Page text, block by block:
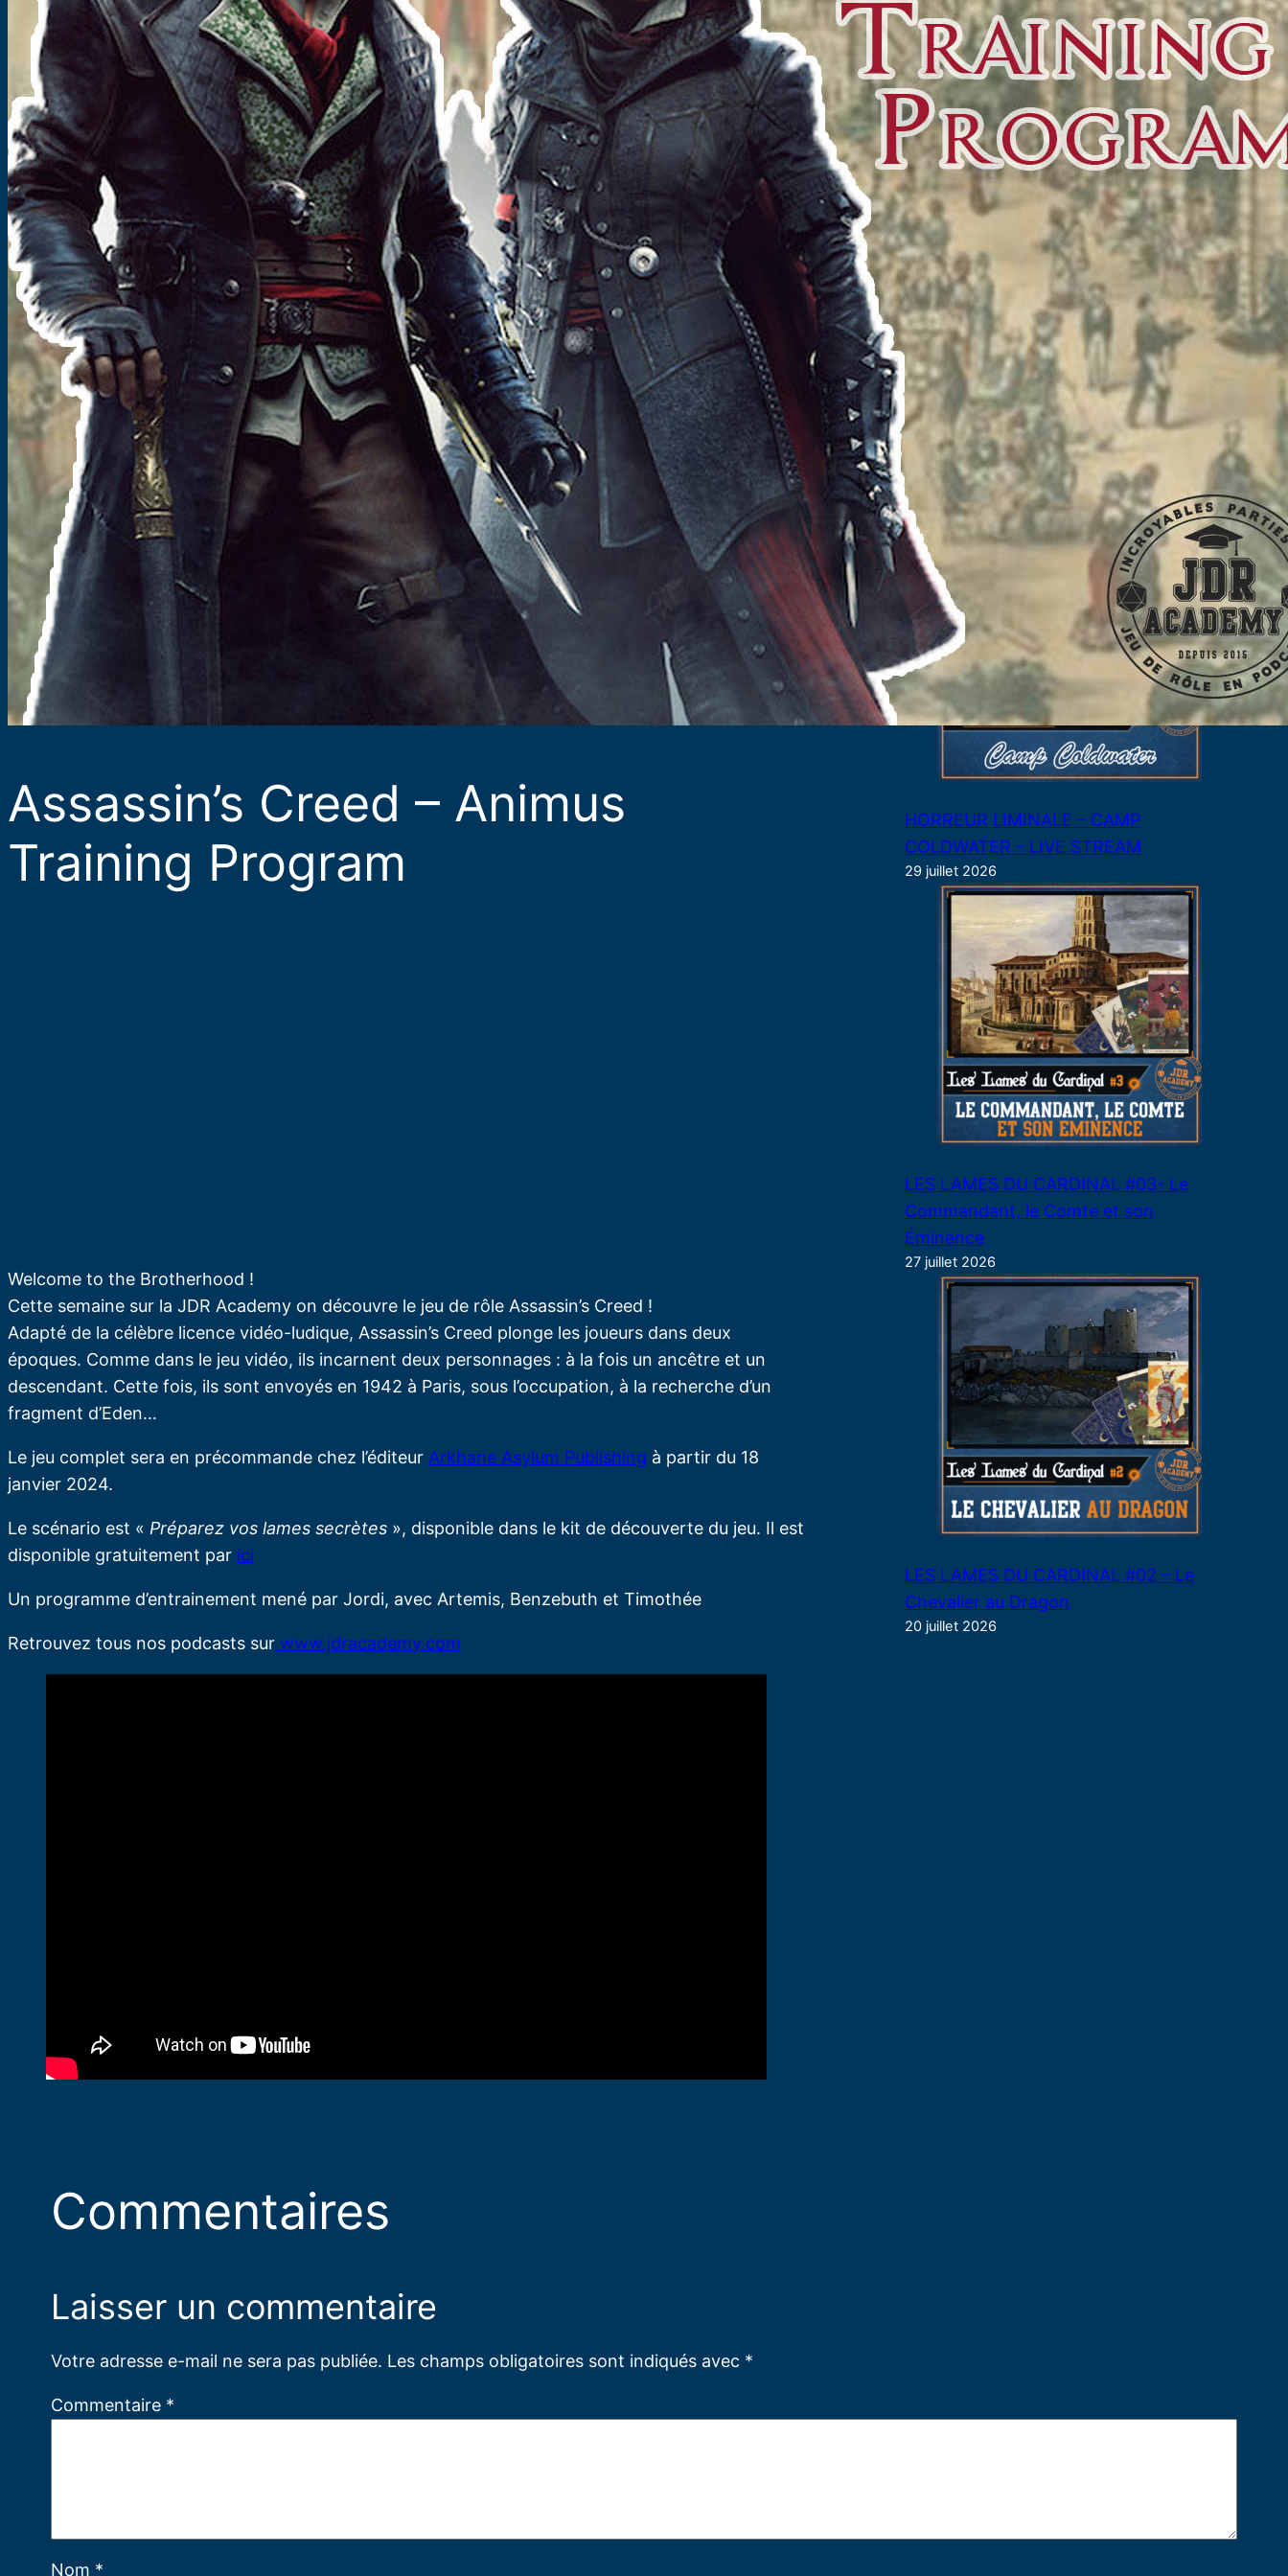
Assassin’s Creed – Animus
Training Program
Welcome to the Brotherhood !
Cette semaine sur la JDR Academy on découvre le jeu de rôle Assassin’s Creed !
Adapté de la célèbre licence vidéo-ludique, Assassin’s Creed plonge les joueurs dans deux
époques. Comme dans le jeu vidéo, ils incarnent deux personnages : à la fois un ancêtre et un
descendant. Cette fois, ils sont envoyés en 1942 à Paris, sous l’occupation, à la recherche d’un
fragment d’Eden…
Le jeu complet sera en précommande chez l’éditeur Arkhane Asylum Publishing à partir du 18
janvier 2024.
Le scénario est « Préparez vos lames secrètes », disponible dans le kit de découverte du jeu. Il est
disponible gratuitement par ici
Un programme d’entrainement mené par Jordi, avec Artemis, Benzebuth et Timothée
Retrouvez tous nos podcasts sur www.jdracademy.com
KULT – THE DRIVER – LIVE STREAM
5 août 2026
LES LAMES DU CARDINAL #04 – Le Bal
de Cinq Mars
3 août 2026
HORREUR LIMINALE – CAMP
COLDWATER – LIVE STREAM
29 juillet 2026
LES LAMES DU CARDINAL #03- Le
Commandant, le Comte et son
Éminence
27 juillet 2026
LES LAMES DU CARDINAL #02 – Le
Chevalier au Dragon
20 juillet 2026
Commentaires
Laisser un commentaire
Votre adresse e-mail ne sera pas publiée. Les champs obligatoires sont indiqués avec *
Commentaire *
Nom *